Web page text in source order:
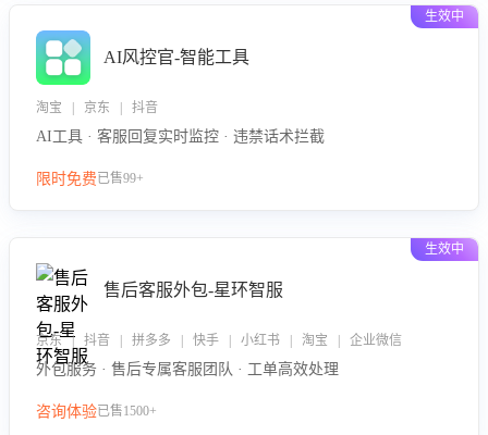
生效中
AI风控官-智能工具
淘宝 | 京东 | 抖音
AI工具 · 客服回复实时监控 · 违禁话术拦截
限时免费已售99+
生效中
售后客服外包-星环智服
京东 | 抖音 | 拼多多 | 快手 | 小红书 | 淘宝 | 企业微信
外包服务 · 售后专属客服团队 · 工单高效处理
咨询体验已售1500+